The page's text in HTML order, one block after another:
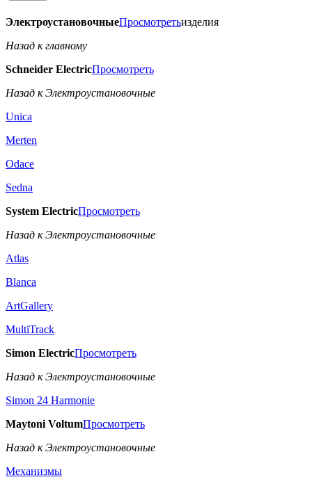
ЭлектроустановочныеПросмотретьизделия
Назад к главному
Schneider ElectricПросмотреть
Назад к Электроустановочные
Unica
Merten
Odace
Sedna
System ElectricПросмотреть
Назад к Электроустановочные
Atlas
Blanca
ArtGallery
MultiTrack
Simon ElectricПросмотреть
Назад к Электроустановочные
Simon 24 Harmonie
Maytoni VoltumПросмотреть
Назад к Электроустановочные
Механизмы